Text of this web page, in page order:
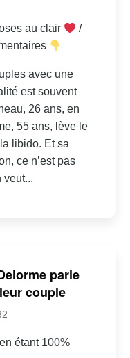
au clair
/
avec une
est souvent
26 ans, en
55 ans, lève le
libido. Et sa
ce n’est pas
veut...
parle
couple
étant 100%